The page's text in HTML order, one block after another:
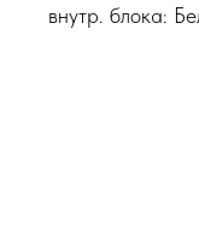
внутр. блока: